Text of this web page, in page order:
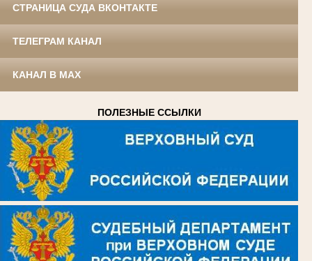
СТРАНИЦА СУДА ВКОНТАКТЕ
ТЕЛЕГРАМ КАНАЛ
КАНАЛ В MAX
ПОЛЕЗНЫЕ ССЫЛКИ